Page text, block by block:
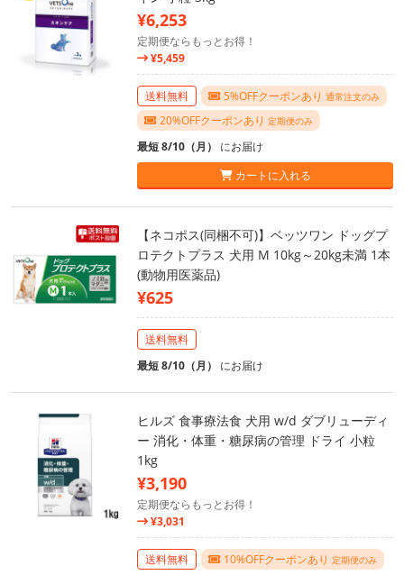
¥6,253
定期便ならもっとお得！
¥5,459
送料無料 5%OFFクーポンあり 通常注文のみ
20%OFFクーポンあり 定期便のみ
最短 8/10（月） にお届け
カートに入れる
【ネコポス(同梱不可)】ベッツワン ドッグプ
ロテクトプラス 犬用 M 10kg～20kg未満 1本
(動物用医薬品)
¥625
送料無料
最短 8/10（月） にお届け
ヒルズ 食事療法食 犬用 w/d ダブリューディ
ー 消化・体重・糖尿病の管理 ドライ 小粒
1kg
¥3,190
定期便ならもっとお得！
¥3,031
送料無料 10%OFFクーポンあり 定期便のみ